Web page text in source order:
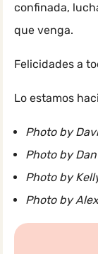
confinada,
que venga.
Felicidades a
Lo estamos
Photo by
Photo by
Photo by
Photo by